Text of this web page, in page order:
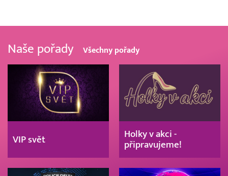
Naše pořady Všechny pořady
VIP svět
Holky v akci -
připravujeme!